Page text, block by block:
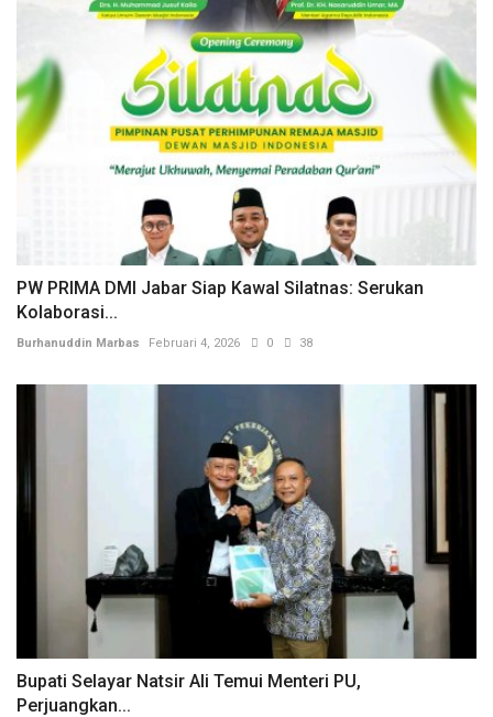
PW PRIMA DMI Jabar Siap Kawal Silatnas: Serukan
Kolaborasi...
Burhanuddin Marbas Februari 4, 2026 0 38
Bupati Selayar Natsir Ali Temui Menteri PU,
Perjuangkan...